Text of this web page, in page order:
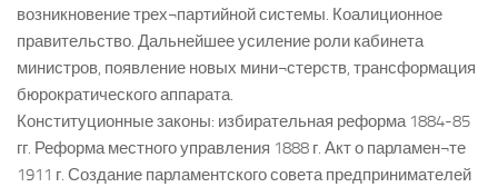
возникновение трех¬партийной системы. Коалиционное
правительство. Дальнейшее усиление роли кабинета
министров, появление новых мини¬стерств, трансформация
бюрократического аппарата.
Конституционные законы: избирательная реформа 1884-85
гг. Реформа местного управления 1888 г. Акт о парламен¬те
1911 г. Создание парламентского совета предпринимателей